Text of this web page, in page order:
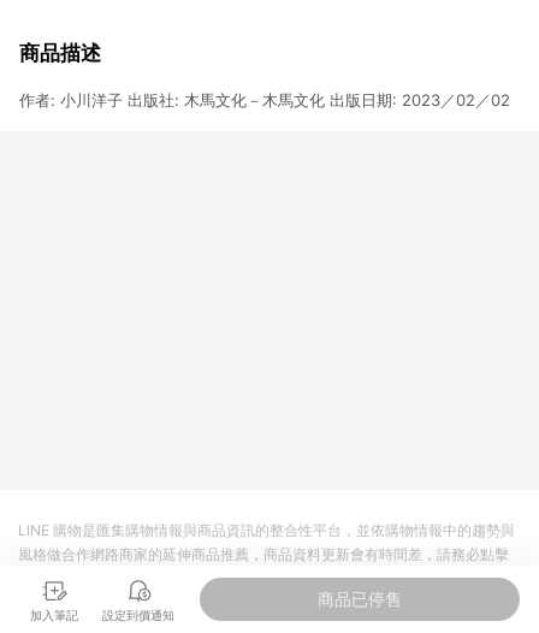
的購回饋活動享Yahoo超贈點回饋者 - 購物中心商店之商品：商
3. 訂單回饋金額將扣除運費/購物金/超贈點/福利金/紅利折抵/折
商品描述
作者: 小川洋子 出版社: 木馬文化－木馬文化 出版日期: 2023／02／02
加入筆記 設定到價通知
商品已停售
LINE 購物是匯集購物情報與商品資訊的整合性平台，並依購物情報中的趨勢與
風格做合作網路商家的延伸商品推薦，商品資料更新會有時間差，請務必點擊
商品至各合作網路商家，確認現售價與購物條件，一切資訊以合作廠商網頁為
準。